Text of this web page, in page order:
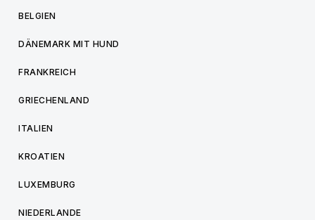
BELGIEN
DÄNEMARK MIT HUND
FRANKREICH
GRIECHENLAND
ITALIEN
KROATIEN
LUXEMBURG
NIEDERLANDE